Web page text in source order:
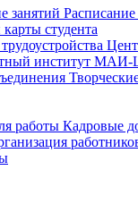
занятий Расписание
студента
институт
работы Кадровые